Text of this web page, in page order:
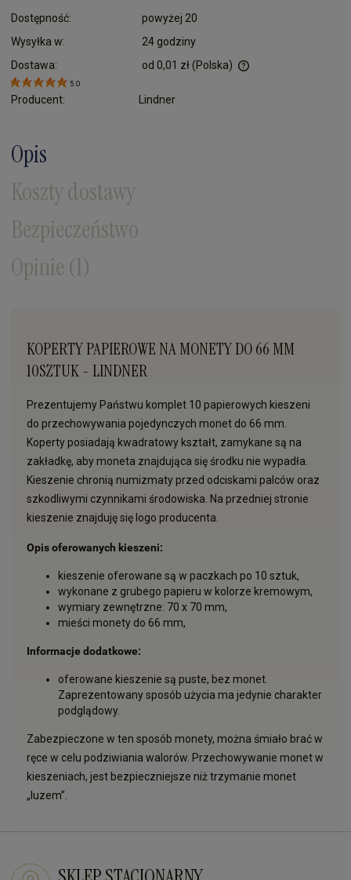
Dostępność:
powyżej 20
Wysyłka w:
24 godziny
Dostawa:
od 0,01 zł(Polska)
5.0
Producent: Lindner
Opis
Koszty dostawy
Bezpieczeństwo
Opinie (1)
KOPERTY PAPIEROWE NA MONETY DO 66 MM
10SZTUK - LINDNER
Prezentujemy Państwu komplet 10 papierowych kieszeni
do przechowywania pojedynczych monet do 66 mm.
Koperty posiadają kwadratowy kształt, zamykane są na
zakładkę, aby moneta znajdująca się środku nie wypadła.
Kieszenie chronią numizmaty przed odciskami palców oraz
szkodliwymi czynnikami środowiska. Na przedniej stronie
kieszenie znajduję się logo producenta.
Opis oferowanych kieszeni:
kieszenie oferowane są w paczkach po 10 sztuk,
wykonane z grubego papieru w kolorze kremowym,
wymiary zewnętrzne: 70 x 70 mm,
mieści monety do 66 mm,
Informacje dodatkowe:
oferowane kieszenie są puste, bez monet.
Zaprezentowany sposób użycia ma jedynie charakter
podglądowy.
Zabezpieczone w ten sposób monety, można śmiało brać w
ręce w celu podziwiania walorów. Przechowywanie monet w
kieszeniach, jest bezpieczniejsze niż trzymanie monet
„luzem”.